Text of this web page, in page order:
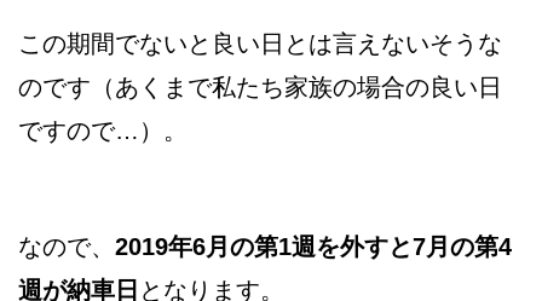
この期間でないと良い日とは言えないそうな
のです（あくまで私たち家族の場合の良い日
ですので…）。
なので、 2019年6月の第1週を外すと7月の第4
週が納車日 となります。